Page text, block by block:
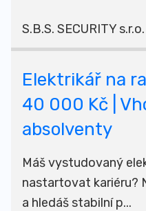
S.B.S. SECURITY s.r.o.
Elektrikář na
40 000 Kč |
absolventy
Máš vystudovaný
nastartovat kariéru?
a hledáš stabilní p...